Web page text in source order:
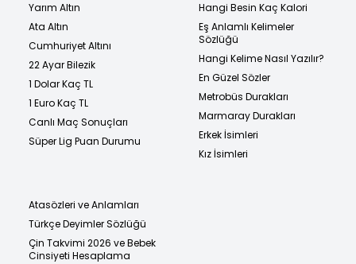
Yarım Altın
Ata Altın
Cumhuriyet Altını
22 Ayar Bilezik
1 Dolar Kaç TL
1 Euro Kaç TL
Canlı Maç Sonuçları
Süper Lig Puan Durumu
Hangi Besin Kaç Kalori
Eş Anlamlı Kelimeler
Sözlüğü
Hangi Kelime Nasıl Yazılır?
En Güzel Sözler
Metrobüs Durakları
Marmaray Durakları
Erkek İsimleri
Kız İsimleri
Atasözleri ve Anlamları
Türkçe Deyimler Sözlüğü
Çin Takvimi 2026 ve Bebek
Cinsiyeti Hesaplama